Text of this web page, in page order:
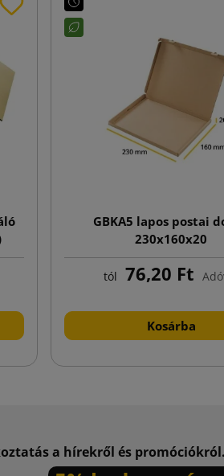
GBKA5 lapos postai
230x160x20
tól 76,20 Ft
Kosárba
a hírekről és promóciókról.